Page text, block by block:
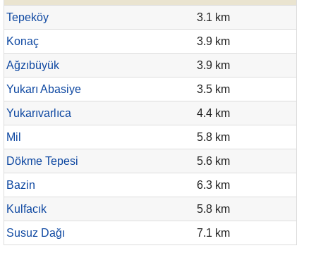
Tepeköy
3.1 km
Konaç
3.9 km
Ağzıbüyük
3.9 km
Yukarı Abasiye
3.5 km
Yukarıvarlıca
4.4 km
Mil
5.8 km
Dökme Tepesi
5.6 km
Bazin
6.3 km
Kulfacık
5.8 km
Susuz Dağı
7.1 km